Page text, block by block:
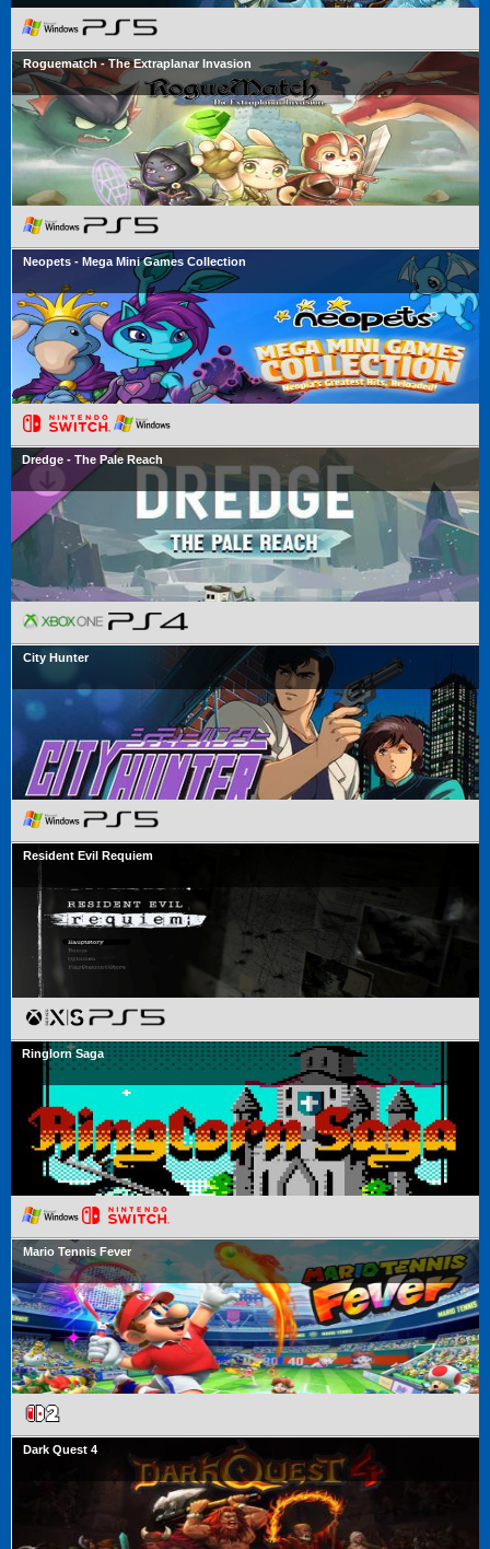
Roguematch - The Extraplanar Invasion
Neopets - Mega Mini Games Collection
Dredge - The Pale Reach
City Hunter
Resident Evil Requiem
Ringlorn Saga
Mario Tennis Fever
Dark Quest 4